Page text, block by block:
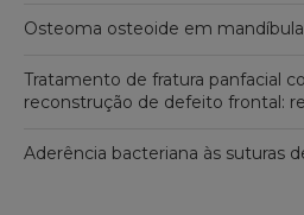
Osteoma osteoide em
Tratamento de fratura panfacial
reconstrução de defeito frontal:
Aderência bacteriana às suturas